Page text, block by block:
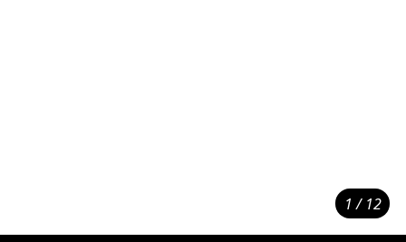
1 / 12